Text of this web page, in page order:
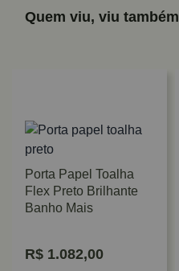
Quem viu, viu também
Porta Papel Toalha
Flex Preto Brilhante
Banho Mais
R$ 1.082,00